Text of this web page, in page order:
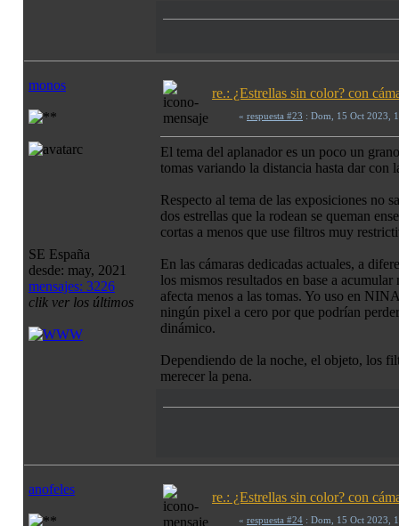
monos
SE España
desde: may, 2021
mensajes: 3226
clik ver los últimos
re.: ¿Estrellas sin color? con
« respuesta #23 : Dom, 15 Oct 2023,
El tema del aplanador es un poco un
tomas variando la distancia hasta dar
Respecto al tema de las exposiciones no
dos estrellas que la rodean se queman
cortas a menos que use filtros muy
En las cámaras dedicadas actuales, a
los mismos resultados en base a
afecta menos a las tomas. Yo uso en
ningún pixel a cero por que podrían
dinámico.
Dependiendo de la noche, el objeto, los
merecer la pena.
anofeles
re.: ¿Estrellas sin color? con
« respuesta #24 : Dom, 15 Oct 2023,